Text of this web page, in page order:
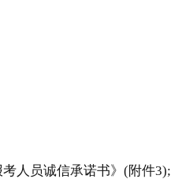
人员诚信承诺书》(附件3);